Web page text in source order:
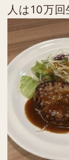
人は10万回